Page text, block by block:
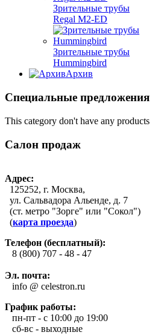
Зрительные трубы
Regal M2-ED
Зрительные трубы
Hummingbird
Архив
Специальные предложения
This category don't have any products
Салон продаж
Адрес:
125252, г. Москва,
ул. Сальвадора Альенде, д. 7
(ст. метро "Зорге" или "Сокол")
(карта проезда)
Телефон (бесплатный):
8 (800) 707 - 48 - 47
Эл. почта:
info @ celestron.ru
График работы:
пн-пт - с 10:00 до 19:00
сб-вс - выходные